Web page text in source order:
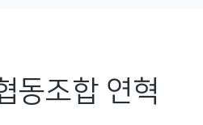
동조합 연혁